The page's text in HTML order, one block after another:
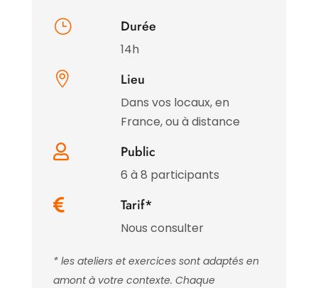
} Durée
14h
 Lieu
Dans vos locaux, en
France, ou à distance
 Public
6 à 8 participants
 Tarif*
Nous consulter
* les ateliers et exercices sont adaptés en
amont à votre contexte. Chaque